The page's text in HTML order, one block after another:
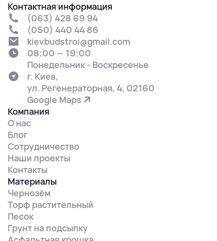
Компания
О нас
Блог
Сотрудничество
Наши проекты
Контакты
Контактная информация
(063) 428 69 94
(050) 440 44 86
kievbudstroi@gmail.com
08:00 — 19:00
Понедельник - Воскресенье
г. Киев,
ул. Регенераторная, 4, 02160
Google Maps
Материалы
Чернозём
Торф растительный
Песок
Грунт на подсыпку